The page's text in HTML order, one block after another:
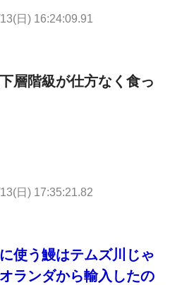
日) 16:24:09.91
層階級が仕方なく食っ
日) 17:35:21.82
使う鰻はテムズ川じゃ
ランダから輸入したの